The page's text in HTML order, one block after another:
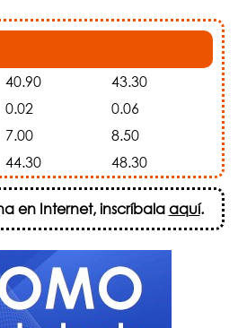
40.90
43.30
0.02
0.06
7.00
8.50
44.30 48.30
en Internet, inscríbalaaquí.